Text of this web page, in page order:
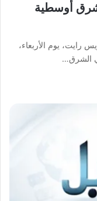
شرق أوسطية
رايت، يوم الأربعاء،
الشرق…